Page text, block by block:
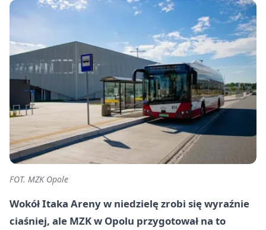
FOT. MZK Opole
Wokół Itaka Areny w niedzielę zrobi się wyraźnie
ciaśniej, ale MZK w Opolu przygotował na to